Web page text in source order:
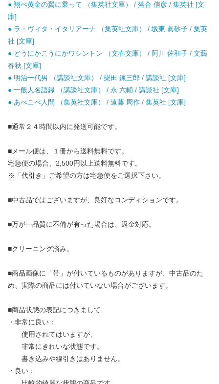
● 翔べ黄金の翼に乗って （集英社文庫） / 落合 信彦 / 集英社 [文
庫]
● ラ・ヴィタ・イタリアーナ （集英社文庫） / 坂東 眞砂子 / 集英
社 [文庫]
● どうにかこうにかワシントン （文春文庫） / 阿川 佐和子 / 文藝
春秋 [文庫]
● 明治一代男 （講談社文庫） / 柴田 錬三郎 / 講談社 [文庫]
● 一般人名語録 （講談社文庫） / 永 六輔 / 講談社 [文庫]
● あべこべ人間 （集英社文庫） / 遠藤 周作 / 集英社 [文庫]
■通常２４時間以内に発送可能です。
■メール便は、１冊から送料無料です。
宅急便の場合、2,500円以上送料無料です。
※「代引き」ご希望の方は宅急便をご選択下さい。
■中古品ではございますが、良好なコンディションです。
■万が一品質に不備が有った場合は、返金対応。
■クリーニング済み。
■商品画像に「帯」が付いているものがありますが、中古品のた
め、実際の商品には付いていない場合がございます。
■商品状態の表記につきまして
・非常に良い：
使用されてはいますが、
非常にきれいな状態です。
書き込みや線引きはありません。
・良い：